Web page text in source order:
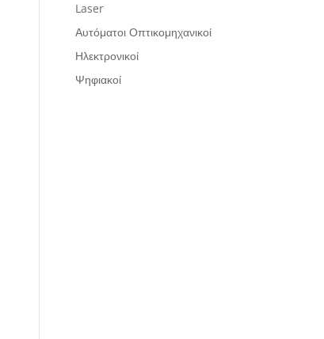
Laser
Αυτόματοι Οπτικομηχανικοί
Ηλεκτρονικοί
Ψηφιακοί